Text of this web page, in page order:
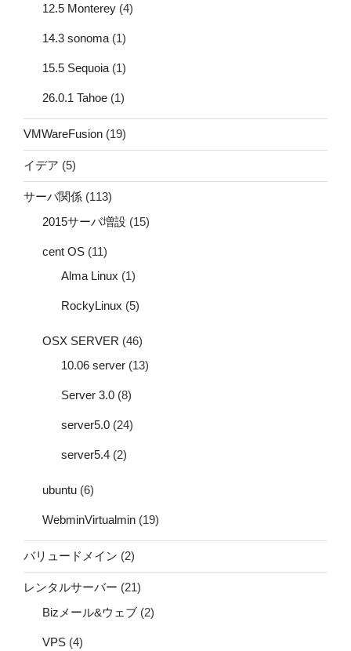
12.5 Monterey (4)
14.3 sonoma (1)
15.5 Sequoia (1)
26.0.1 Tahoe (1)
VMWareFusion (19)
イデア (5)
サーバ関係 (113)
2015サーバ増設 (15)
cent OS (11)
Alma Linux (1)
RockyLinux (5)
OSX SERVER (46)
10.06 server (13)
Server 3.0 (8)
server5.0 (24)
server5.4 (2)
ubuntu (6)
WebminVirtualmin (19)
バリュードメイン (2)
レンタルサーバー (21)
Bizメール&ウェブ (2)
VPS (4)